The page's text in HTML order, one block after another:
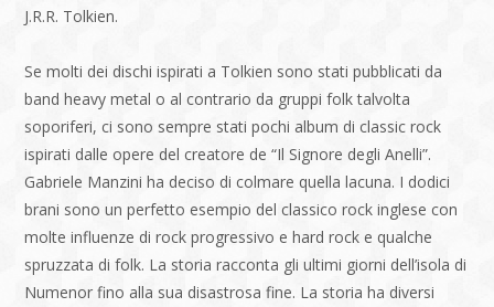
J.R.R. Tolkien.
Se molti dei dischi ispirati a Tolkien sono stati pubblicati da
band heavy metal o al contrario da gruppi folk talvolta
soporiferi, ci sono sempre stati pochi album di classic rock
ispirati dalle opere del creatore de “Il Signore degli Anelli”.
Gabriele Manzini ha deciso di colmare quella lacuna. I dodici
brani sono un perfetto esempio del classico rock inglese con
molte influenze di rock progressivo e hard rock e qualche
spruzzata di folk. La storia racconta gli ultimi giorni dell’isola di
Numenor fino alla sua disastrosa fine. La storia ha diversi